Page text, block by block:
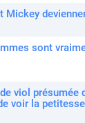
Mickey
sont
viol présumée
voir la